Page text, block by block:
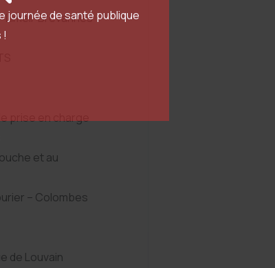
journée de santé publique
Limeil-Brévannes
prise en charge
et au
– Colombes
de Louvain